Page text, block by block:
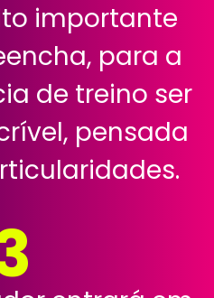
importante
para a
de treino ser
pensada